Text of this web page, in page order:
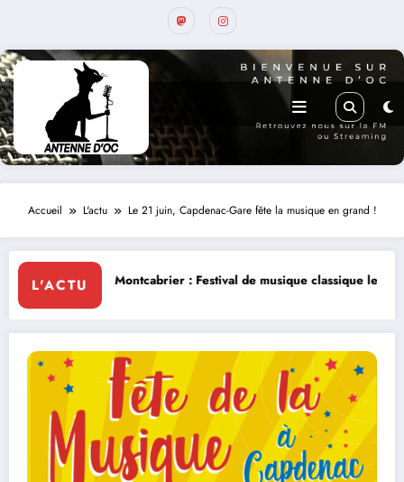
Accueil L'actu Le 21 juin, Capdenac-Gare fête la musique en grand !
L'ACTU: Festival de musique classique le 8 et 9 août La Thérapie